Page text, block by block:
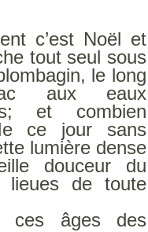
c’est Noël et
tout seul sous
le long
aux eaux
et combien
ce jour sans
lumière dense
douceur du
lieues de toute
ces âges des